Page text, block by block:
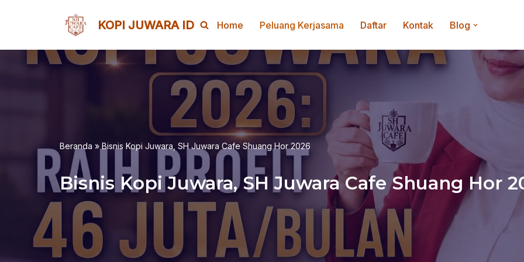
ke
KOPI JUWARA ID Home Peluang Kerjasama Daftar Kontak Blog
Beranda » Bisnis Kopi Juwara, SH Juwara Cafe Shuang Hor 2026
Bisnis Kopi Juwara, SH Juwara Cafe Shuang Hor